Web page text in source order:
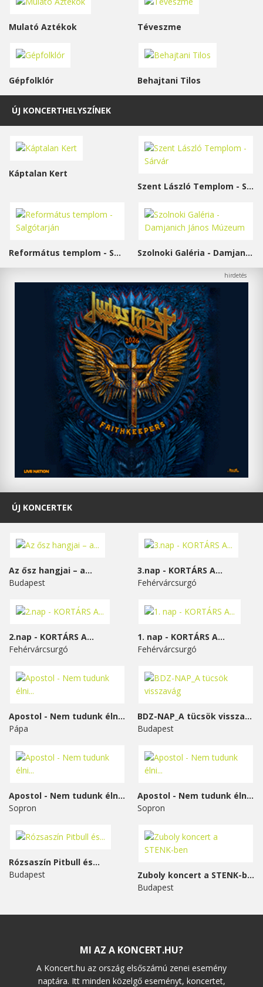
Mulató Aztékok Téveszme
Gépfolklór Behajtani Tilos
ÚJ KONCERTHELYSZÍNEK
Káptalan Kert
Szent László Templom - Sárvár
Református templom - Salgótarján Szolnoki Galéria - Damjanich János Múzeum
ÚJ KONCERTEK
Az ősz hangjai – a...
Budapest
3.nap - KORTÁRS A...
Fehérvárcsurgó
2.nap - KORTÁRS A...
Fehérvárcsurgó
1. nap - KORTÁRS A...
Fehérvárcsurgó
Apostol - Nem tudunk élni...
Pápa
BDZ-NAP_A tücsök visszavág
Budapest
Apostol - Nem tudunk élni...
Sopron
Apostol - Nem tudunk élni...
Sopron
Rózsaszín Pitbull és...
Budapest
Zuboly koncert a STENK-ben
Budapest
MI AZ A KONCERT.HU?
A Koncert.hu az ország elsőszámú zenei esemény
naptára. Itt minden közelgő eseményt, koncertet,